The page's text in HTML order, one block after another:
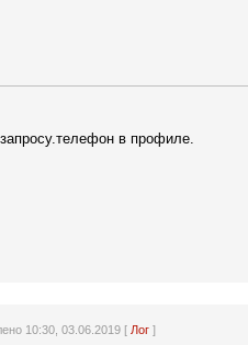
в профиле.
10:30, 03.06.2019 [ Лог]